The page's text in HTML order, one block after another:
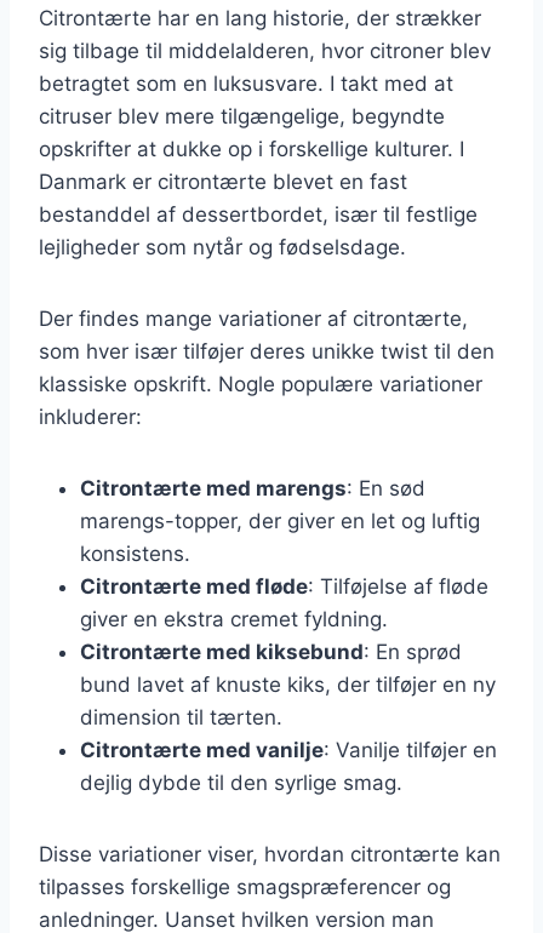
Citrontærte har en lang historie, der strækker
sig tilbage til middelalderen, hvor citroner blev
betragtet som en luksusvare. I takt med at
citruser blev mere tilgængelige, begyndte
opskrifter at dukke op i forskellige kulturer. I
Danmark er citrontærte blevet en fast
bestanddel af dessertbordet, især til festlige
lejligheder som nytår og fødselsdage.
Der findes mange variationer af citrontærte,
som hver især tilføjer deres unikke twist til den
klassiske opskrift. Nogle populære variationer
inkluderer:
Citrontærte med marengs: En sød
marengs-topper, der giver en let og luftig
konsistens.
Citrontærte med fløde: Tilføjelse af fløde
giver en ekstra cremet fyldning.
Citrontærte med kiksebund: En sprød
bund lavet af knuste kiks, der tilføjer en ny
dimension til tærten.
Citrontærte med vanilje: Vanilje tilføjer en
dejlig dybde til den syrlige smag.
Disse variationer viser, hvordan citrontærte kan
tilpasses forskellige smagspræferencer og
anledninger. Uanset hvilken version man